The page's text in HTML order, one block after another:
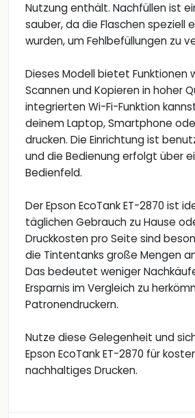
Nutzung enthält. Nachfüllen ist
sauber, da die Flaschen speziell
wurden, um Fehlbefüllungen zu
Dieses Modell bietet Funktionen
Scannen und Kopieren in hoher
integrierten Wi-Fi-Funktion
deinem Laptop, Smartphone
drucken. Die Einrichtung ist
und die Bedienung erfolgt über
Bedienfeld.
Der Epson EcoTank ET-2870 ist
täglichen Gebrauch zu Hause
Druckkosten pro Seite sind
die Tintentanks große Mengen
Das bedeutet weniger
Ersparnis im Vergleich zu
Patronendruckern.
Nutze diese Gelegenheit und
Epson EcoTank ET-2870 für
nachhaltiges Drucken.